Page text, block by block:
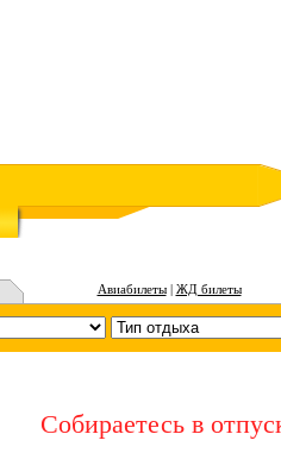
Авиабилеты| ЖД билеты
Собираетесь в